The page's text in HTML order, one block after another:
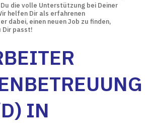
die volle Unterstützung bei Deiner
helfen Dir als erfahrenen
dabei, einen neuen Job zu finden,
Dir passt!
IN